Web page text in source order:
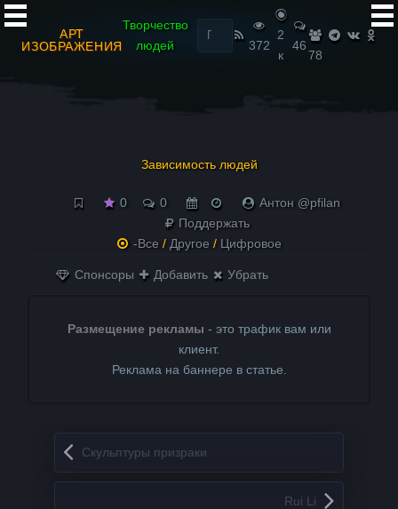
АРТ
ИЗОБРАЖЕНИЯ
Творчество
людей
Найти:
372
2
к
46
78
Зависимость людей
0 0
Антон @pfilan
Поддержать
-Все / Другое / Цифровое
Спонсоры Добавить Убрать
Размещение рекламы - это трафик вам или
клиент.
Реклама на баннере в статье.
Запись навигация
Cкyльптуры пpизpaки
Rui Li